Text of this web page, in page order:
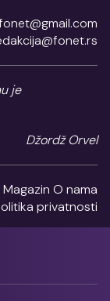
je
Džordž Orvel
Magazin O nama
privatnosti